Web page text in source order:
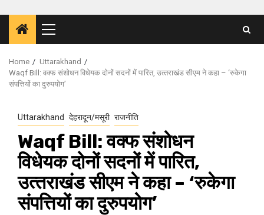
Primary
Menu
Home
Uttarakhand
Waqf Bill: वक्‍फ संशोधन विधेयक दोनों सदनों में पारित, उत्‍तराखंड सीएम ने कहा – ‘रुकेगा
संपत्तियों का दुरुपयोग’
Uttarakhand देहरादून/मसूरी राजनीति
Waqf Bill: वक्‍फ संशोधन
विधेयक दोनों सदनों में पारित,
उत्‍तराखंड सीएम ने कहा – ‘रुकेगा
संपत्तियों का दुरुपयोग’